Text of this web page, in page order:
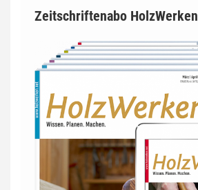
Zeitschriftenabo HolzWerken